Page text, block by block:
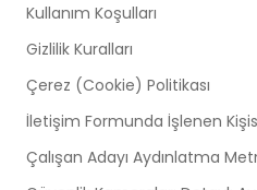
Kullanım Koşulları
Gizlilik Kuralları
Çerez (Cookie) Politikası
İletişim Formunda İşlenen
Çalışan Adayı Aydınlatma